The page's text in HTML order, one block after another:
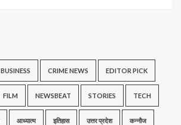
BUSINESS CRIME NEWS EDITOR PICK
FILM NEWSBEAT STORIES TECH
आध्यात्म इतिहास उत्तर प्रदेश कन्नौज